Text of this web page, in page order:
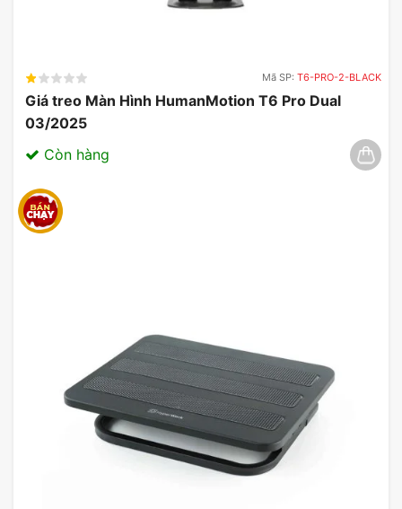
Mã SP: T6-PRO-2-BLACK
Giá treo Màn Hình HumanMotion T6 Pro Dual
03/2025
Còn hàng